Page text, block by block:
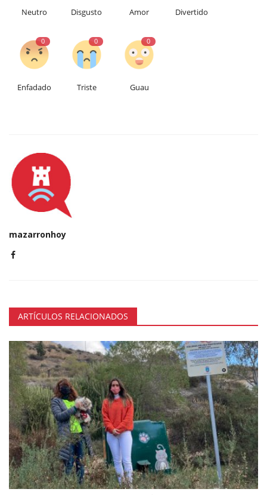
Neutro Disgusto Amor Divertido
0
Enfadado
0
Triste
0
Guau
mazarronhoy
ARTÍCULOS RELACIONADOS